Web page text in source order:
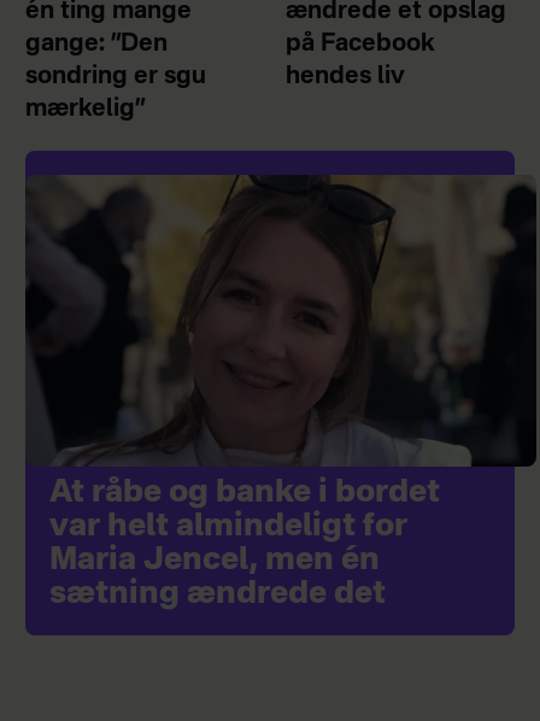
én ting mange
gange: ”Den
sondring er sgu
mærkelig”
ændrede et opslag
på Facebook
hendes liv
At råbe og banke i bordet
var helt almindeligt for
Maria Jencel, men én
sætning ændrede det